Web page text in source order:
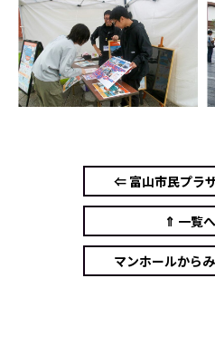
⇐ 富山市民プラ
⇑ 一覧
マンホールから